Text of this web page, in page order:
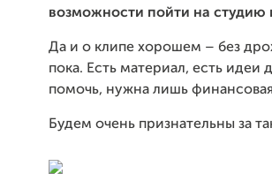
возможности пойти на студию
Да и о клипе хорошем – без
пока. Есть материал, есть идеи
помочь, нужна лишь
Будем очень признательны за